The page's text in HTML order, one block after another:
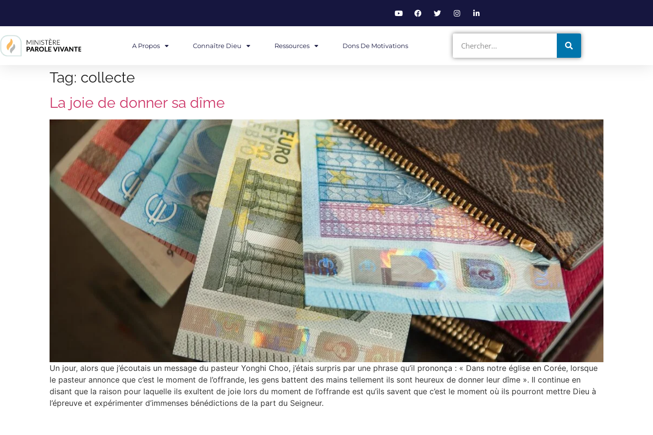
A Propos Connaître Dieu Ressources Dons De Motivations
Tag: collecte
La joie de donner sa dîme
Un jour, alors que j’écoutais un message du pasteur Yonghi Choo, j’étais surpris par une phrase qu’il prononça : « Dans notre église en Corée, lorsque
le pasteur annonce que c’est le moment de l’offrande, les gens battent des mains tellement ils sont heureux de donner leur dîme ». Il continue en
disant que la raison pour laquelle ils exultent de joie lors du moment de l’offrande est qu’ils savent que c’est le moment où ils pourront mettre Dieu à
l’épreuve et expérimenter d’immenses bénédictions de la part du Seigneur.